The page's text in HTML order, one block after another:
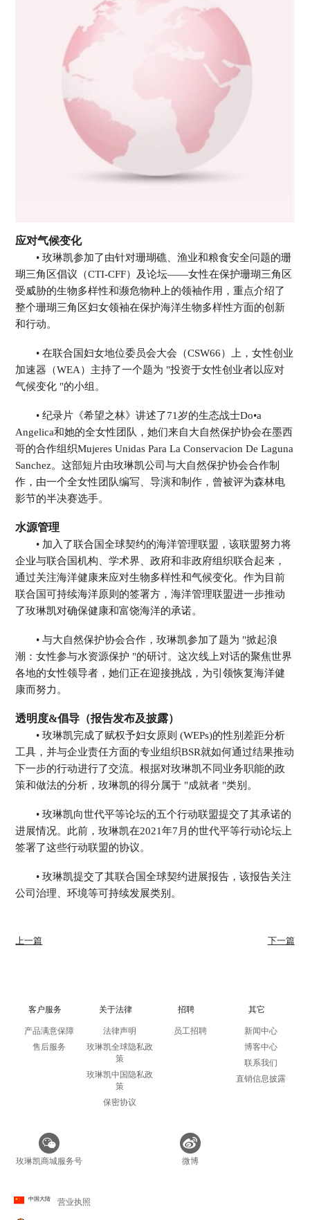
应对气候变化
• 玫琳凯参加了由针对珊瑚礁、渔业和粮食安全问题的珊
瑚三角区倡议（CTI-CFF）及论坛——女性在保护珊瑚三角区
受威胁的生物多样性和濒危物种上的领袖作用，重点介绍了
整个珊瑚三角区妇女领袖在保护海洋生物多样性方面的创新
和行动。
• 在联合国妇女地位委员会大会（CSW66）上，女性创业
加速器（WEA）主持了一个题为 "投资于女性创业者以应对
气候变化 "的小组。
• 纪录片《希望之林》讲述了71岁的生态战士Do•a
Angelica和她的全女性团队，她们来自大自然保护协会在墨西
哥的合作组织Mujeres Unidas Para La Conservacion De Laguna
Sanchez。这部短片由玫琳凯公司与大自然保护协会合作制
作，由一个全女性团队编写、导演和制作，曾被评为森林电
影节的半决赛选手。
水源管理
• 加入了联合国全球契约的海洋管理联盟，该联盟努力将
企业与联合国机构、学术界、政府和非政府组织联合起来，
通过关注海洋健康来应对生物多样性和气候变化。作为目前
联合国可持续海洋原则的签署方，海洋管理联盟进一步推动
了玫琳凯对确保健康和富饶海洋的承诺。
• 与大自然保护协会合作，玫琳凯参加了题为 "掀起浪
潮：女性参与水资源保护 "的研讨。这次线上对话的聚焦世界
各地的女性领导者，她们正在迎接挑战，为引领恢复海洋健
康而努力。
透明度&倡导（报告发布及披露）
• 玫琳凯完成了赋权予妇女原则 (WEPs)的性别差距分析
工具，并与企业责任方面的专业组织BSR就如何通过结果推动
下一步的行动进行了交流。根据对玫琳凯不同业务职能的政
策和做法的分析，玫琳凯的得分属于 "成就者 "类别。
• 玫琳凯向世代平等论坛的五个行动联盟提交了其承诺的
进展情况。此前，玫琳凯在2021年7月的世代平等行动论坛上
签署了这些行动联盟的协议。
• 玫琳凯提交了其联合国全球契约进展报告，该报告关注
公司治理、环境等可持续发展类别。
上一篇 下一篇
客户服务
产品满意保障
售后服务
关于法律
法律声明
玫琳凯全球隐私政
策
玫琳凯中国隐私政
策
保密协议
招聘
员工招聘
其它
新闻中心
博客中心
联系我们
直销信息披露
玫琳凯商城服务号 微博
中国大陆 营业执照